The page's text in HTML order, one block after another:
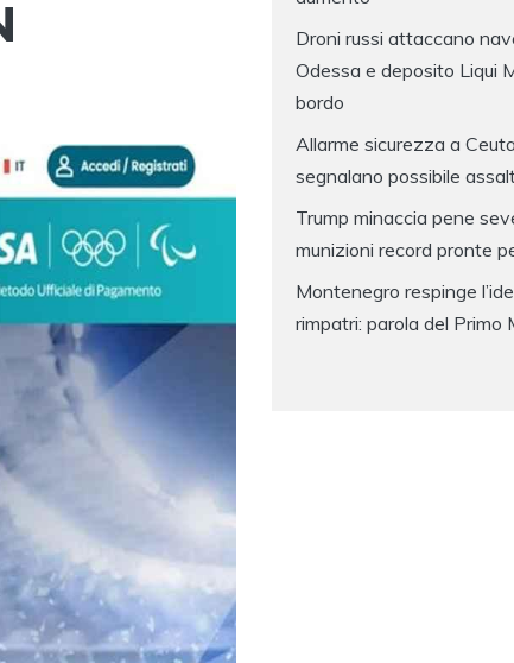
Droni russi attaccano
Odessa e deposito Liqui
bordo
Allarme sicurezza a
segnalano possibile
Trump minaccia pene
munizioni record pronte
Montenegro respinge
rimpatri: parola del Primo